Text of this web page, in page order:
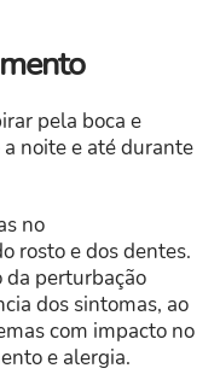
pela boca e
noite e até durante
no
rosto e dos dentes.
da perturbação
dos sintomas, ao
com impacto no
e alergia.